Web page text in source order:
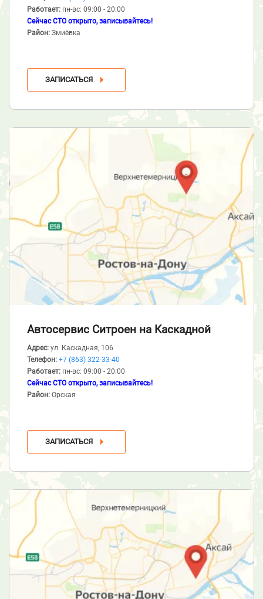
Работает: пн-вс: 09:00 - 20:00
Сейчас СТО открыто, записывайтесь!
Район: Змиёвка
ЗАПИСАТЬСЯ
Автосервис Ситроен на Каскадной
Адрес: ул. Каскадная, 106
Телефон: +7 (863) 322-33-40
Работает: пн-вс: 09:00 - 20:00
Сейчас СТО открыто, записывайтесь!
Район: Орская
ЗАПИСАТЬСЯ